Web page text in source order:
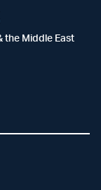
the Middle East